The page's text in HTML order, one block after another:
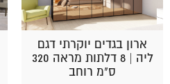
ארון בגדים יוקרתי דגם
ליה | 8 דלתות מראה 320
ס"מ רוחב